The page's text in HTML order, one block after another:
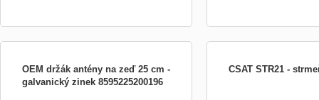
OEM držák antény na zeď 25 cm -
galvanický zinek 8595225200196
CSAT STR21 -